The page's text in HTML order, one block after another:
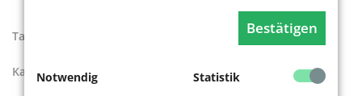
Bestätigen
Notwendig
Statistik
Tags:
Kategorien: Rad fahren